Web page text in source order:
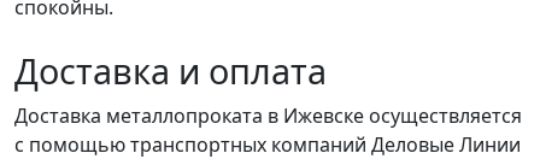
спокойны.
Доставка и оплата
Доставка металлопроката в Ижевске осуществляется
с помощью транспортных компаний Деловые Линии